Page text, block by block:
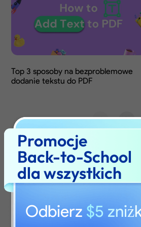
Are you visiting updf.com
region? Visit your
Promocje
Back-to-School
dla wszystkich
Odbierz $5